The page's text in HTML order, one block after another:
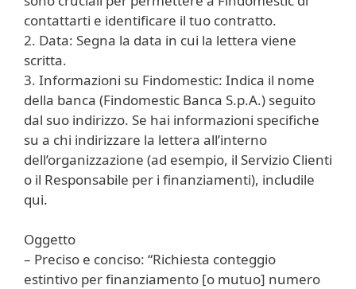
contattarti e identificare il tuo contratto.
2. Data: Segna la data in cui la lettera viene
scritta.
3. Informazioni su Findomestic: Indica il nome
della banca (Findomestic Banca S.p.A.) seguito
dal suo indirizzo. Se hai informazioni specifiche
su a chi indirizzare la lettera all’interno
dell’organizzazione (ad esempio, il Servizio Clienti
o il Responsabile per i finanziamenti), includile
qui.
Oggetto
– Preciso e conciso: “Richiesta conteggio
estintivo per finanziamento [o mutuo] numero